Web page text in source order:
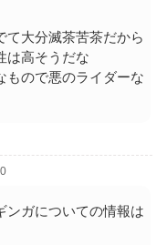
て大分滅茶苦茶だから
は高そうだな
もので悪のライダーな
ンガについての情報は